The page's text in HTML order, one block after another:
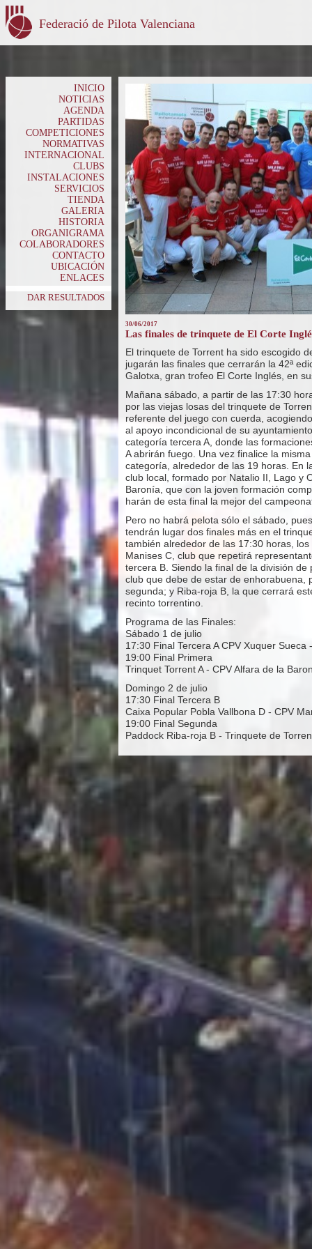
Federació de Pilota Valenciana
INICIO
NOTICIAS
AGENDA
PARTIDAS
COMPETICIONES
NORMATIVAS
INTERNACIONAL
CLUBS
INSTALACIONES
SERVICIOS
TIENDA
GALERIA
HISTORIA
ORGANIGRAMA
COLABORADORES
CONTACTO
UBICACIÓN
ENLACES
DAR RESULTADOS
30/06/2017
Las finales de trinquete de El Corte
El trinquete de Torrent ha sido escogido
jugarán las finales que cerrarán la 42ª
Galotxa, gran trofeo El Corte Inglés, en
Mañana sábado, a partir de las 17:30
por las viejas losas del trinquete de
referente del juego con cuerda,
al apoyo incondicional de su
categoría tercera A, donde las
A abrirán fuego. Una vez finalice la
categoría, alrededor de las 19 horas. En
club local, formado por Natalio II, Lago y
Baronía, que con la joven formación
harán de esta final la mejor del
Pero no habrá pelota sólo el sábado,
tendrán lugar dos finales más en el
también alrededor de las 17:30 horas,
Manises C, club que repetirá
tercera B. Siendo la final de la división
club que debe de estar de enhorabuena,
segunda; y Riba-roja B, la que cerrará
recinto torrentino.
Programa de las Finales:
Sábado 1 de julio
17:30 Final Tercera A CPV Xuquer Sueca
19:00 Final Primera
Trinquet Torrent A - CPV Alfara de la
Domingo 2 de julio
17:30 Final Tercera B
Caixa Popular Pobla Vallbona D - CPV
19:00 Final Segunda
Paddock Riba-roja B - Trinquete de